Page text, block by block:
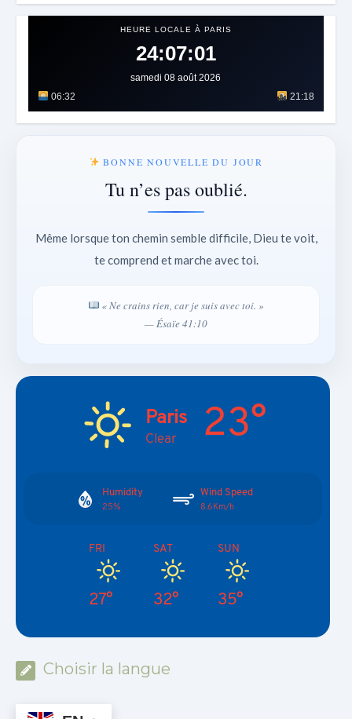
HEURE LOCALE À PARIS
24:07:03
samedi 08 août 2026
06:32
21:18
BONNE NOUVELLE DU JOUR
Tu n’es pas oublié.
Même lorsque ton chemin semble difficile, Dieu te voit,
te comprend et marche avec toi.
« Ne crains rien, car je suis avec toi. »
— Ésaïe 41:10
Paris
Clear 23°
Humidity
25%
Wind Speed
8.6Km/h
FRI
27°
SAT
32°
SUN
35°
Choisir la langue